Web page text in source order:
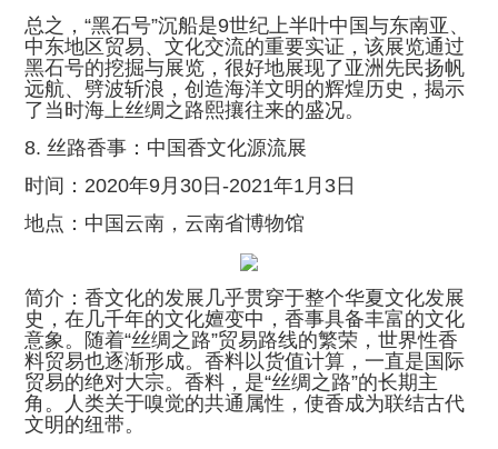
总之，“黑石号”沉船是9世纪上半叶中国与东南亚、
中东地区贸易、文化交流的重要实证，该展览通过
黑石号的挖掘与展览，很好地展现了亚洲先民扬帆
远航、劈波斩浪，创造海洋文明的辉煌历史，揭示
了当时海上丝绸之路熙攘往来的盛况。
8. 丝路香事：中国香文化源流展
时间：2020年9月30日-2021年1月3日
地点：中国云南，云南省博物馆
简介：香文化的发展几乎贯穿于整个华夏文化发展
史，在几千年的文化嬗变中，香事具备丰富的文化
意象。随着“丝绸之路”贸易路线的繁荣，世界性香
料贸易也逐渐形成。香料以货值计算，一直是国际
贸易的绝对大宗。香料，是“丝绸之路”的长期主
角。人类关于嗅觉的共通属性，使香成为联结古代
文明的纽带。